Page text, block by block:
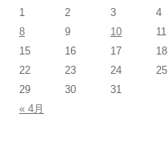
1
2 3 4
8
9 10 11
15
16 17 18
22
23 24 25
29
30
31
« 4月